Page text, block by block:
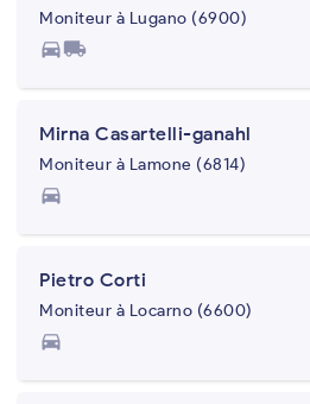
Moniteur à Lugano (6900)
directions_carlocal_shipping
Mirna Casartelli-ganahl
Moniteur à Lamone (6814)
directions_car
Pietro Corti
Moniteur à Locarno (6600)
directions_car